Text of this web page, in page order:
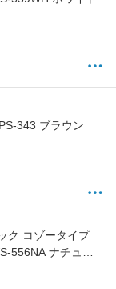
343 ブラウン
ク コゾータイプ
556NA ナチュラ